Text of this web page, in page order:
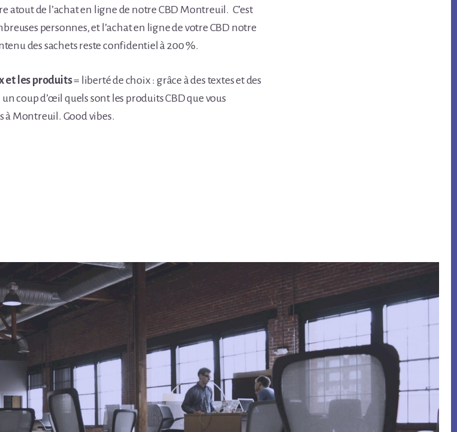
atout de l’achat en ligne de notre CBD Montreuil. C’est
personnes, et l’achat en ligne de votre CBD notre
des sachets reste confidentiel à 200 %.
et les produits= liberté de choix : grâce à des textes et des
coup d’œil quels sont les produits CBD que vous
à Montreuil. Good vibes.